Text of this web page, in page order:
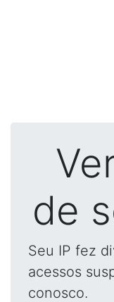
de
Seu IP fez
acessos
conosco.